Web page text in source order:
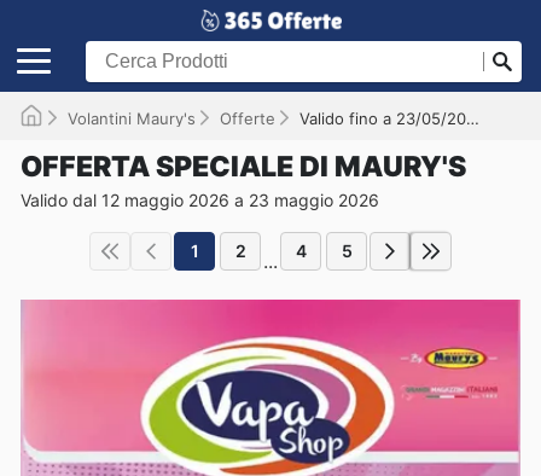
Volantini Maury's Offerte Valido fino a 23/05/2026
OFFERTA SPECIALE DI MAURY'S
Valido dal 12 maggio 2026 a 23 maggio 2026
1 2 ... 4 5